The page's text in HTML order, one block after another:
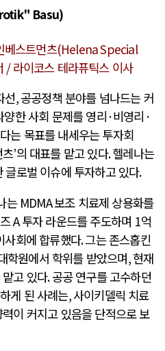
Basu)
베스트먼츠(Helena Special
/라이코스 테라퓨틱스 이사
선,공공정책 분야를 넘나드는 커
양한 사회 문제를 영리 ·비영리 ·
는 목표를 내세우는 투자회
’의 대표를 맡고 있다.헬레나는
글로벌 이슈에 투자하고 있다.
는 MDMA보조 치료제 상용화를
A투자 라운드를 주도하며 1억
사회에 합류했다.그는 존스홉킨
학원에서 학위를 받았으며,현재
고 있다.공공 연구를 고수하던
게 된 사례는,사이키델릭 치료
이 커지고 있음을 단적으로 보